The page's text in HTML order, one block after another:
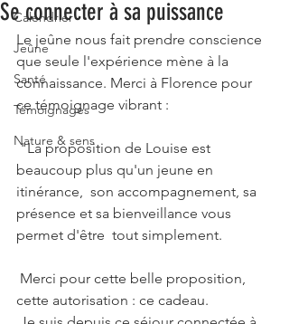
Calendrier
Jeûne
Santé
Témoignages
Nature & sens
Se connecter à sa puissance
Le jeûne nous fait prendre conscience
que seule l'expérience mène à la
connaissance. Merci à Florence pour
ce témoignage vibrant :
"La proposition de Louise est
beaucoup plus qu'un jeune en
itinérance,  son accompagnement, sa
présence et sa bienveillance vous
permet d'être  tout simplement.
cette autorisation : ce cadeau.